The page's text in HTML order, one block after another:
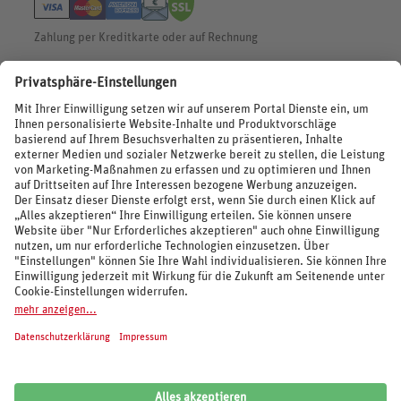
Zahlung per Kreditkarte oder auf Rechnung
BEWERTUNGEN
SOCIAL MEDIA
REISEVERANSTALTER UND MARKEN
© 2026 REWE Reisen